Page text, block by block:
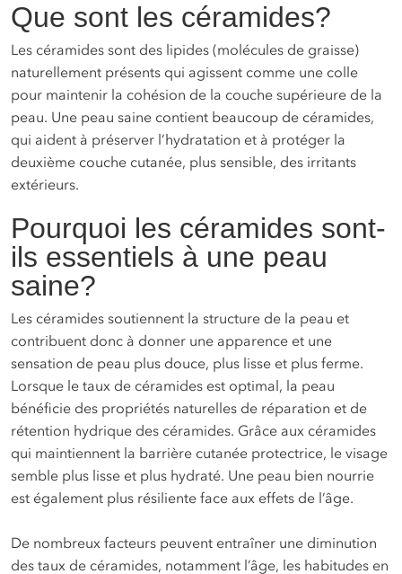
Que sont les céramides?
Les céramides sont des lipides (molécules de graisse)
naturellement présents qui agissent comme une colle
pour maintenir la cohésion de la couche supérieure de la
peau. Une peau saine contient beaucoup de céramides,
qui aident à préserver l’hydratation et à protéger la
deuxième couche cutanée, plus sensible, des irritants
extérieurs.
Pourquoi les céramides sont-
ils essentiels à une peau
saine?
Les céramides soutiennent la structure de la peau et
contribuent donc à donner une apparence et une
sensation de peau plus douce, plus lisse et plus ferme.
Lorsque le taux de céramides est optimal, la peau
bénéficie des propriétés naturelles de réparation et de
rétention hydrique des céramides. Grâce aux céramides
qui maintiennent la barrière cutanée protectrice, le visage
semble plus lisse et plus hydraté. Une peau bien nourrie
est également plus résiliente face aux effets de l’âge.
De nombreux facteurs peuvent entraîner une diminution
des taux de céramides, notamment l’âge, les habitudes en